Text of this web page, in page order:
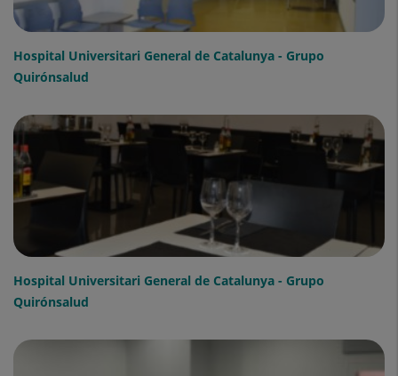
Hospital Universitari General de Catalunya - Grupo
Quirónsalud
Hospital Universitari General de Catalunya - Grupo
Quirónsalud